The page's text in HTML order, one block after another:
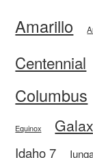
Amarillo
Centennial
Columbus
Equinox
Idaho 7